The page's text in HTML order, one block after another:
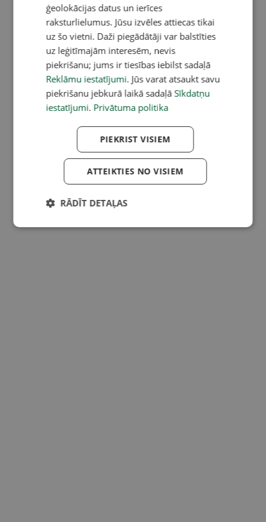
ģeolokācijas datus un ierīces
raksturlielumus. Jūsu izvēles attiecas tikai
uz šo vietni. Daži piegādātāji var balstīties
uz leģitīmajām interesēm, nevis
piekrišanu; jums ir tiesības iebilst sadaļā
Reklāmu iestatījumi. Jūs varat atsaukt savu
piekrišanu jebkurā laikā sadaļā Sīkdatņu
iestatījumi. Privātuma politika
PIEKRIST VISIEM
ATTEIKTIES NO VISIEM
RĀDĪT DETAĻAS